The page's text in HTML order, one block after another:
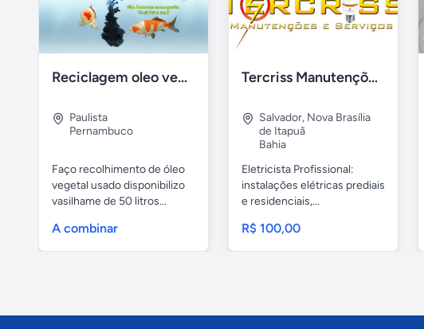
Reciclagem oleo vegetal
Paulista
Pernambuco
Faço recolhimento de óleo
vegetal usado disponibilizo
vasilhame de 50 litros...
A combinar
Tercriss Manutenções e Serviços
Salvador, Nova Brasília
de Itapuã
Bahia
Eletricista Profissional:
instalações elétricas prediais
e residenciais,...
R$ 100,00